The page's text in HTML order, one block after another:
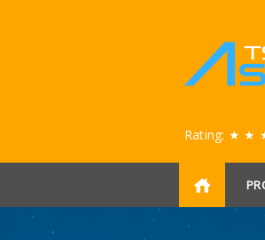
Rating: ★ ★